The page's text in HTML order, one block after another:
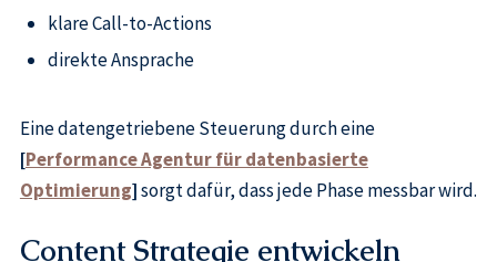
klare Call-to-Actions
direkte Ansprache
Eine datengetriebene Steuerung durch eine
[Performance Agentur für datenbasierte
Optimierung]sorgt dafür, dass jede Phase messbar wird.
Content Strategie entwickeln